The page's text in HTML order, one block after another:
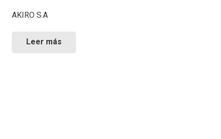
AKIRO S.A
Leer más